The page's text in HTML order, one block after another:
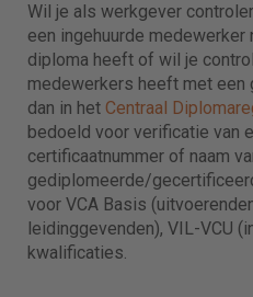
Wil je als werkgever
een ingehuurde medewerker
diploma heeft of wil je
medewerkers heeft met een
dan in het Centraal
bedoeld voor verificatie van
certificaatnummer of naam
gediplomeerde/
voor VCA Basis
leidinggevenden), VIL-VCU
kwalificaties.